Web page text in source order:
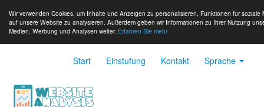
Wir verwenden Cookies, um Inhalte und Anzeigen zu personalisieren, Funktionen für
auf unsere Website zu analysieren. Außerdem geben wir Informationen zu Ihrer Nutzung
Medien, Werbung und Analysen weiter. Erfahren Sie mehr
Start Einstufung Kontakt Sprache